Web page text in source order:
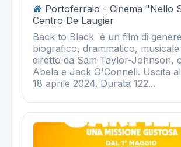
Portoferraio - Cinema "Nello
Centro De Laugier
Back to Black è un film di genere
biografico, drammatico,
diretto da Sam Taylor-Johnson,
Abela e Jack O'Connell. Uscita
18 aprile 2024. Durata 122...